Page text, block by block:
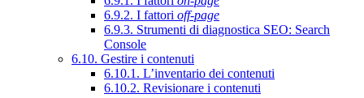
6.9.2. I fattori off-page
6.9.3. Strumenti di diagnostica SEO: Search
Console
6.10. Gestire i contenuti
6.10.1. L’inventario dei contenuti
6.10.2. Revisionare i contenuti